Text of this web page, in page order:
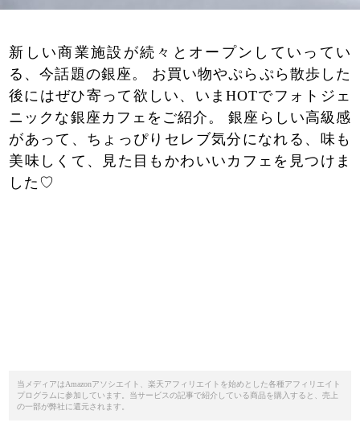
新しい商業施設が続々とオープンしていってい
る、今話題の銀座。 お買い物やぷらぷら散歩した
後にはぜひ寄って欲しい、いまHOTでフォトジェ
ニックな銀座カフェをご紹介。 銀座らしい高級感
があって、ちょっぴりセレブ気分になれる、味も
美味しくて、見た目もかわいいカフェを見つけま
した♡
当メディアはAmazonアソシエイト、楽天アフィリエイトを始めとした各種アフィリエイト
プログラムに参加しています。当サービスの記事で紹介している商品を購入すると、売上
の一部が弊社に還元されます。